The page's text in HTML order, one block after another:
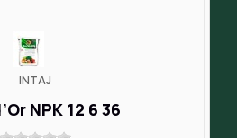
INTAJ
NPK 12 6 36